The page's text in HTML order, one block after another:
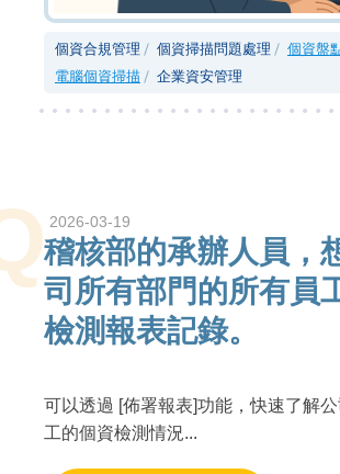
個資合規管理 個資掃描問題處理
個資盤
電腦個資掃描
企業資安管理
2026-03-19
稽核部的承辦人員，
司所有部門的所有員
檢測報表記錄。
可以透過 [佈署報表]功能，快速了解
工的個資檢測情況...